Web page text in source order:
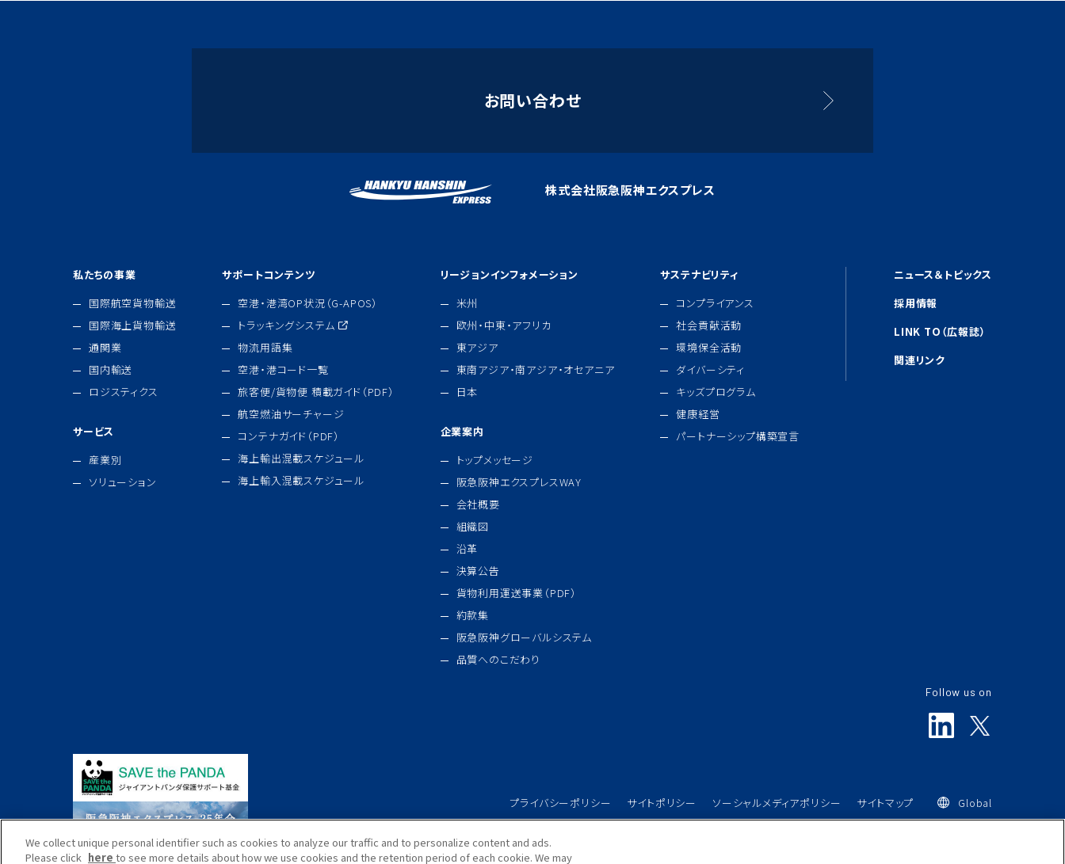
お問い合わせ
株式会社阪急阪神エクスプレス
私たちの事業
国際航空貨物輸送
国際海上貨物輸送
通関業
国内輸送
ロジスティクス
サービス
産業別
ソリューション
サポートコンテンツ
空港・港湾OP状況（G-APOS）
トラッキングシステム
物流用語集
空港・港コード一覧
旅客便/貨物便 積載ガイド（PDF）
航空燃油サーチャージ
コンテナガイド（PDF）
海上輸出混載スケジュール
海上輸入混載スケジュール
リージョンインフォメーション
米州
欧州・中東・アフリカ
東アジア
東南アジア・南アジア・オセアニア
日本
企業案内
トップメッセージ
阪急阪神エクスプレスWAY
会社概要
組織図
沿革
決算公告
貨物利用運送事業（PDF）
約款集
阪急阪神グローバルシステム
品質へのこだわり
サステナビリティ
コンプライアンス
社会貢献活動
環境保全活動
ダイバーシティ
キッズプログラム
健康経営
パートナーシップ構築宣言
ニュース＆トピックス
採用情報
LINK TO（広報誌）
関連リンク
Follow us on
プライバシーポリシー サイトポリシー ソーシャルメディアポリシー サイトマップ Global
We collect unique personal identifier such as cookies to analyze our traffic and to personalize content and ads.
Please click here to see more details about how we use cookies and the retention period of each cookie. We may